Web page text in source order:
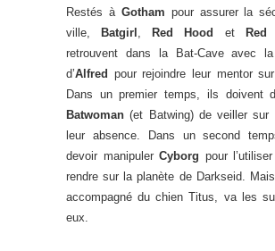
Restés à Gotham pour assurer la
ville,
Batgirl , Red Hood et Red
retrouvent dans la Bat-Cave avec
d’Alfred pour rejoindre leur mentor
Dans un premier temps, ils doivent
Batwoman (et Batwing) de veiller sur
leur absence. Dans un second
devoir manipulerCyborg pour
rendre sur la planète de Darkseid.
accompagné du chien Titus, va les
eux.